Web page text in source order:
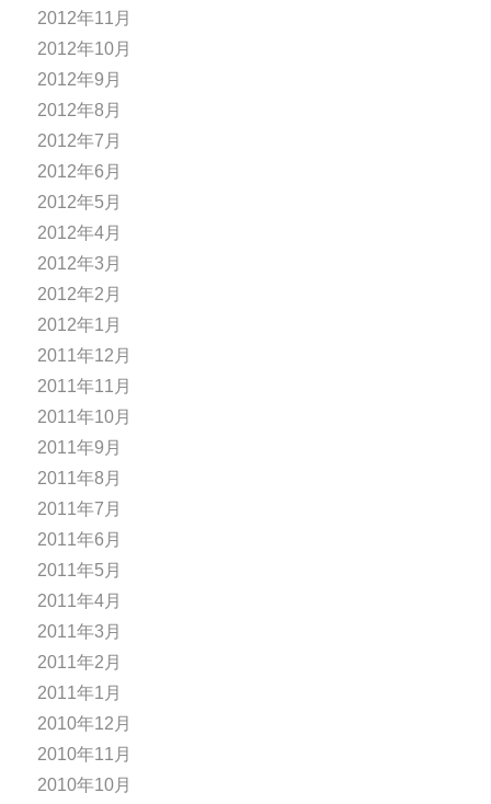
2012年11月
2012年10月
2012年9月
2012年8月
2012年7月
2012年6月
2012年5月
2012年4月
2012年3月
2012年2月
2012年1月
2011年12月
2011年11月
2011年10月
2011年9月
2011年8月
2011年7月
2011年6月
2011年5月
2011年4月
2011年3月
2011年2月
2011年1月
2010年12月
2010年11月
2010年10月